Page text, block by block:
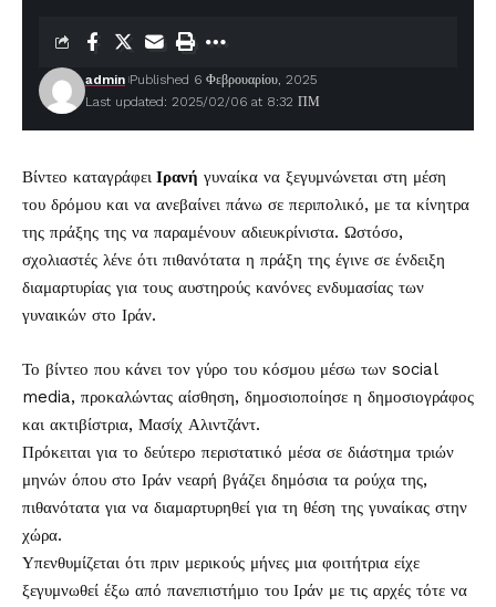
Last updated: 2025/02/06 at 8:32 ΠΜ
admin Published 6 Φεβρουαρίου, 2025
Βίντεο καταγράφει Ιρανή γυναίκα να ξεγυμνώνεται στη μέση
του δρόμου και να ανεβαίνει πάνω σε περιπολικό, με τα κίνητρα
της πράξης της να παραμένουν αδιευκρίνιστα. Ωστόσο,
σχολιαστές λένε ότι πιθανότατα η πράξη της έγινε σε ένδειξη
διαμαρτυρίας για τους αυστηρούς κανόνες ενδυμασίας των
γυναικών στο Ιράν.
Το βίντεο που κάνει τον γύρο του κόσμου μέσω των social
media, προκαλώντας αίσθηση, δημοσιοποίησε η δημοσιογράφος
και ακτιβίστρια, Μασίχ Αλιντζάντ.
Πρόκειται για το δεύτερο περιστατικό μέσα σε διάστημα τριών
μηνών όπου στο Ιράν νεαρή βγάζει δημόσια τα ρούχα της,
πιθανότατα για να διαμαρτυρηθεί για τη θέση της γυναίκας στην
χώρα.
Υπενθυμίζεται ότι πριν μερικούς μήνες μια φοιτήτρια είχε
ξεγυμνωθεί έξω από πανεπιστήμιο του Ιράν με τις αρχές τότε να